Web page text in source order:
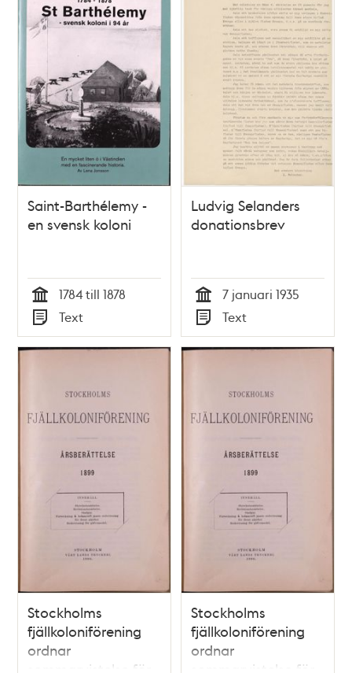
Saint-Barthélemy -
en svensk koloni
Tid
1784 till 1878
Typ
Text
Ludvig Selanders
donationsbrev
Tid
7 januari 1935
Typ
Text
Stockholms
fjällkoloniförening
ordnar
sommarvistelse för
Stockholms
fjällkoloniförening
ordnar
sommarvistelse för